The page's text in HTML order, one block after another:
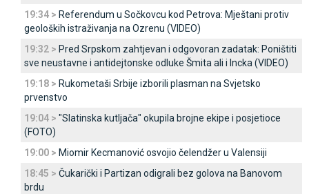
19:34 > Referendum u Sočkovcu kod Petrova: Mještani protiv
geoloških istraživanja na Ozrenu (VIDEO)
19:32 > Pred Srpskom zahtjevan i odgovoran zadatak: Poništiti
sve neustavne i antidejtonske odluke Šmita ali i Incka (VIDEO)
19:18 > Rukometaši Srbije izborili plasman na Svjetsko
prvenstvo
19:04 > "Slatinska kutljača" okupila brojne ekipe i posjetioce
(FOTO)
19:00 > Miomir Kecmanović osvojio čelendžer u Valensiji
18:45 > Čukarički i Partizan odigrali bez golova na Banovom
brdu